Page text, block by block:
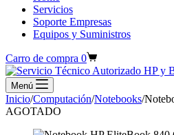
Servicios
Soporte Empresas
Equipos y Suministros
Carro de compra 0
Menú
Inicio/Computación/Notebooks/
AGOTADO